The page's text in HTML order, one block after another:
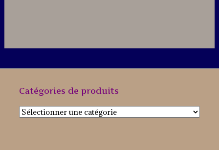
Catégories de produits